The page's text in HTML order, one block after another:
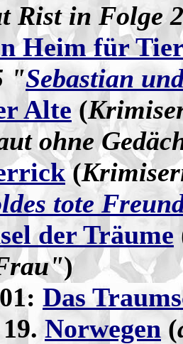
Rist in Folge
Heim für
"Sebastian
Alte (
ohne
(
tote
der Träume
)
Das
Norwegen (